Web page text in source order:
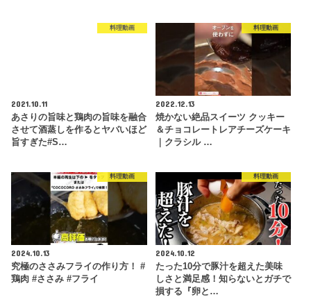
料理動画
2021.10.11
あさりの旨味と鶏肉の旨味を融合
させて酒蒸しを作るとヤバいほど
旨すぎた#S…
料理動画
2022.12.13
焼かない絶品スイーツ クッキー
＆チョコレートレアチーズケーキ
｜クラシル …
料理動画
2024.10.13
究極のささみフライの作り方！ #
鶏肉 #ささみ #フライ
料理動画
2024.10.12
たった10分で豚汁を超えた美味
しさと満足感！知らないとガチで
損する『卵と…